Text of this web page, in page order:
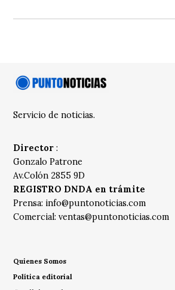
Servicio de noticias.
Director :
Gonzalo Patrone
Av.Colón 2855 9D
REGISTRO DNDA en trámite
Prensa: info@puntonoticias.com
Comercial:ventas@puntonoticias.com
Quienes Somos
Política editorial